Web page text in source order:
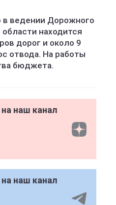
в ведении Дорожного
находится
дорог и около 9
отвода. На работы
бюджета.
наш канал
наш канал